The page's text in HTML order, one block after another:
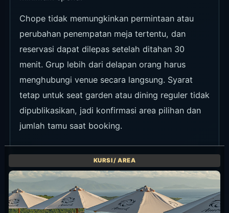
Chope tidak memungkinkan permintaan atau
perubahan penempatan meja tertentu, dan
reservasi dapat dilepas setelah ditahan 30
menit. Grup lebih dari delapan orang harus
menghubungi venue secara langsung. Syarat
tetap untuk seat garden atau dining reguler tidak
dipublikasikan, jadi konfirmasi area pilihan dan
jumlah tamu saat booking.